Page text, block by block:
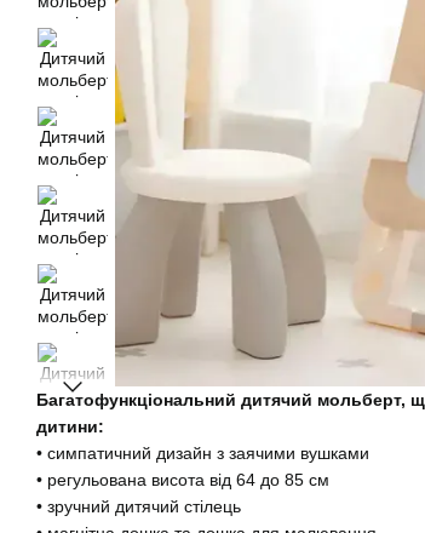
Багатофункціональний дитячий мольберт,
дитини:
• симпатичний дизайн з заячими вушками
• регульована висота від 64 до 85 см
• зручний дитячий стілець